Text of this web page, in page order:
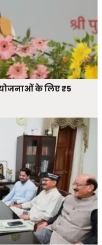
के लिए ₹5